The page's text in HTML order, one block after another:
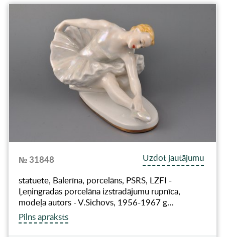
№ 31848
Uzdot jautājumu
statuete, Balerīna, porcelāns, PSRS, LZFI -
Ļeņingradas porcelāna izstradājumu rupnīca,
modeļa autors - V.Sichovs, 1956-1967 g…
Pilns apraksts